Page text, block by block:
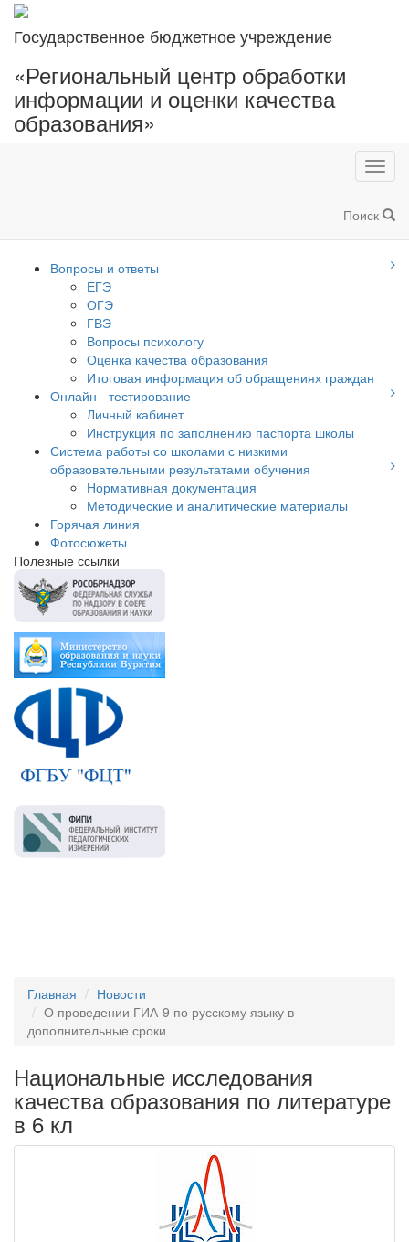
Государственное бюджетное учреждение
«Региональный центр обработки
информации и оценки качества
образования»
Поиск
Вопросы и ответы
ЕГЭ
ОГЭ
ГВЭ
Вопросы психологу
Оценка качества образования
Итоговая информация об обращениях граждан
Онлайн - тестирование
Личный кабинет
Инструкция по заполнению паспорта школы
Система работы со школами с низкими
образовательными результатами обучения
Нормативная документация
Методические и аналитические материалы
Горячая линия
Фотосюжеты
Полезные ссылки
Главная
Новости
О проведении ГИА-9 по русскому языку в
дополнительные сроки
Национальные исследования
качества образования по литературе
в 6 кл